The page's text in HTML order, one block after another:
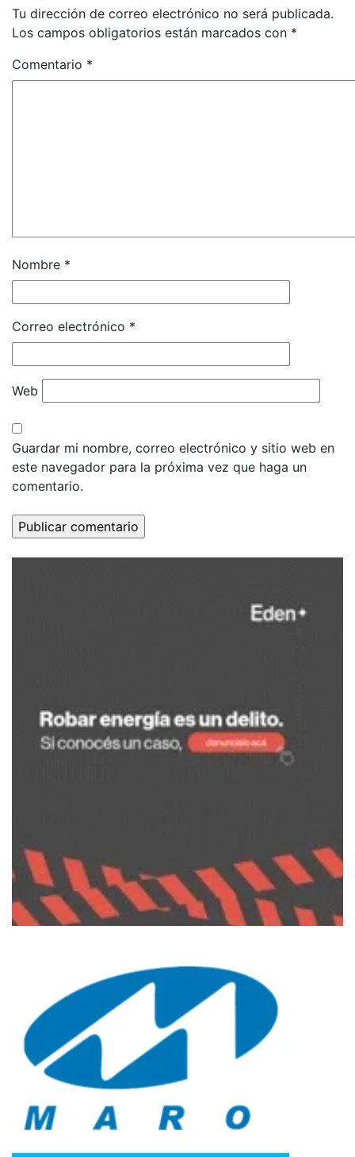
Tu dirección de correo electrónico no será publicada.
Los campos obligatorios están marcados con *
Comentario *
Nombre *
Correo electrónico *
Web
Guardar mi nombre, correo electrónico y sitio web en
este navegador para la próxima vez que haga un
comentario.